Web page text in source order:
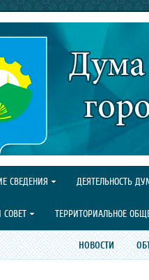
СВЕДЕНИЯ ДЕЯТЕЛЬНОСТЬ
ТЕРРИТОРИАЛЬНОЕ
НОВОСТИ